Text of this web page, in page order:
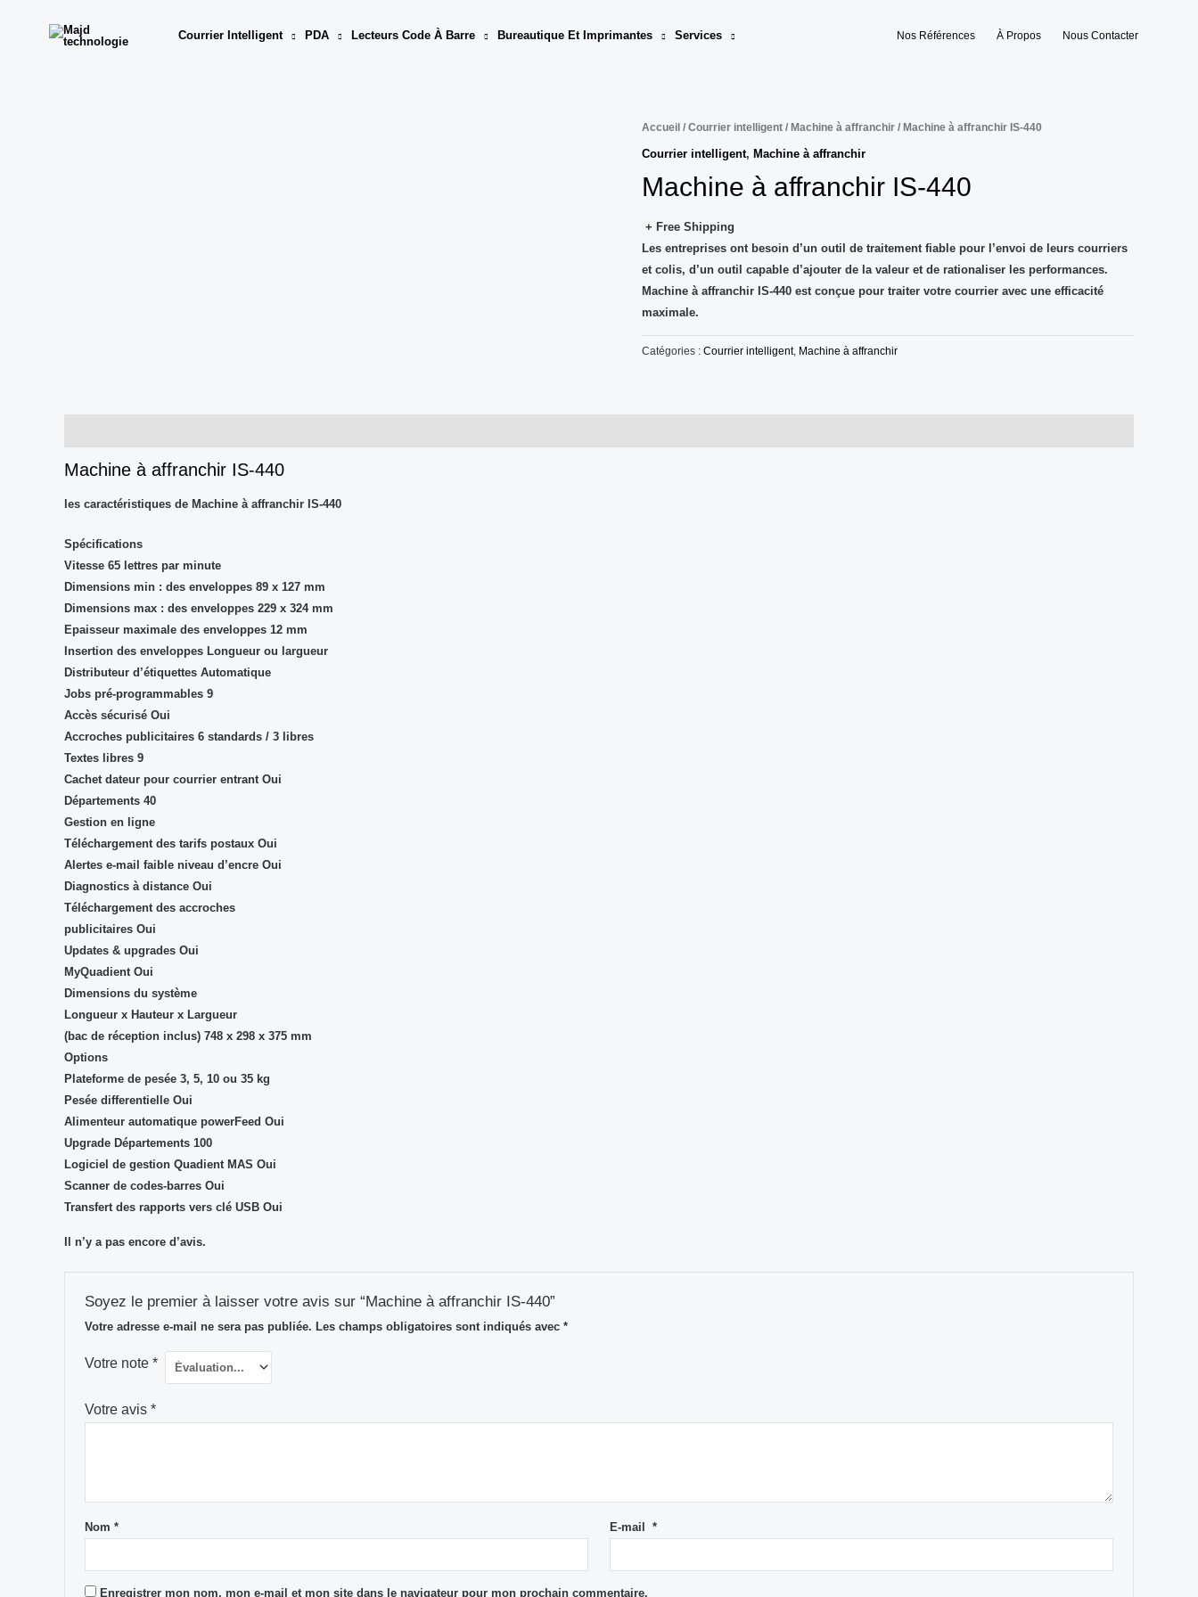
Courrier Intelligent PDA Lecteurs Code À Barre Bureautique Et Imprimantes Services Nos Références À Propos Nous Contacter
Accueil / Courrier intelligent / Machine à affranchir / Machine à affranchir IS-440
Courrier intelligent, Machine à affranchir
Machine à affranchir IS-440
+ Free Shipping
Les entreprises ont besoin d’un outil de traitement fiable pour l’envoi de leurs courriers
et colis, d’un outil capable d’ajouter de la valeur et de rationaliser les performances.
Machine à affranchir IS-440 est conçue pour traiter votre courrier avec une efficacité
maximale.
Catégories : Courrier intelligent, Machine à affranchir
Machine à affranchir IS-440
les caractéristiques de Machine à affranchir IS-440
Spécifications
Vitesse 65 lettres par minute
Dimensions min : des enveloppes 89 x 127 mm
Dimensions max : des enveloppes 229 x 324 mm
Epaisseur maximale des enveloppes 12 mm
Insertion des enveloppes Longueur ou largueur
Distributeur d’étiquettes Automatique
Jobs pré-programmables 9
Accès sécurisé Oui
Accroches publicitaires 6 standards / 3 libres
Textes libres 9
Cachet dateur pour courrier entrant Oui
Départements 40
Gestion en ligne
Téléchargement des tarifs postaux Oui
Alertes e-mail faible niveau d’encre Oui
Diagnostics à distance Oui
Téléchargement des accroches
publicitaires Oui
Updates & upgrades Oui
MyQuadient Oui
Dimensions du système
Longueur x Hauteur x Largueur
(bac de réception inclus) 748 x 298 x 375 mm
Options
Plateforme de pesée 3, 5, 10 ou 35 kg
Pesée differentielle Oui
Alimenteur automatique powerFeed Oui
Upgrade Départements 100
Logiciel de gestion Quadient MAS Oui
Scanner de codes-barres Oui
Transfert des rapports vers clé USB Oui
Il n’y a pas encore d’avis.
Soyez le premier à laisser votre avis sur “Machine à affranchir IS-440”
Votre adresse e-mail ne sera pas publiée. Les champs obligatoires sont indiqués avec *
Votre note *
Votre avis *
Nom * E-mail *
Enregistrer mon nom, mon e-mail et mon site dans le navigateur pour mon prochain commentaire.